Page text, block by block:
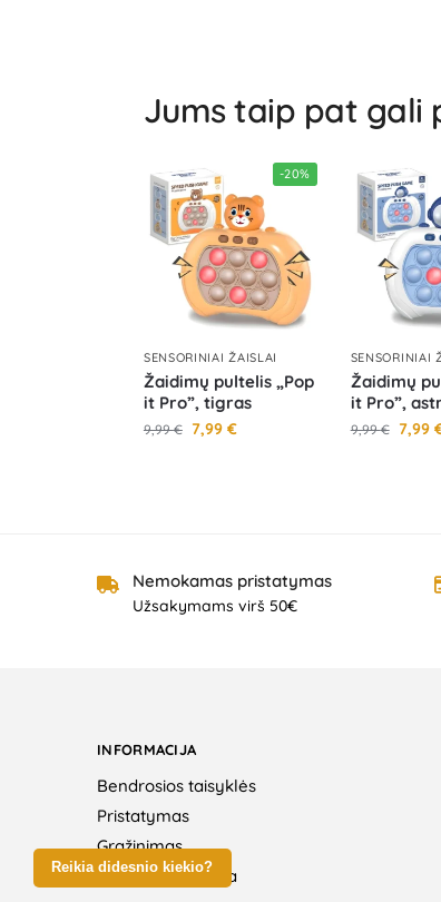
Reikia didesnio kiekio?
Jums taip pat gali
-20%
SENSORINIAI ŽAISLAI
Žaidimų pultelis „Pop
it Pro”, tigras
9,99€ 7,99 €
SENSORINIAI
Žaidimų
it Pro”,
9,99€ 7,99
Nemokamas pristatymas
Užsakymams virš 50€
INFORMACIJA
Bendrosios taisyklės
Pristatymas
Grąžinimas
Privatumo politika